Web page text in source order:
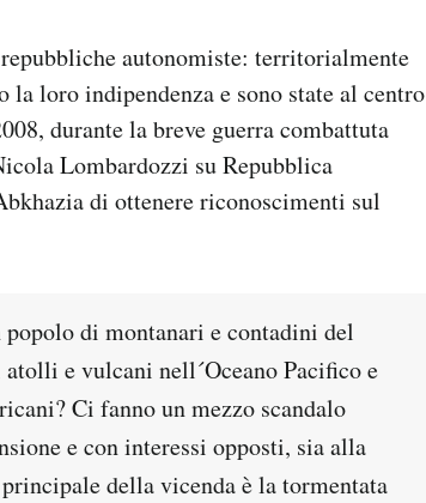
autonomiste: territorialmente
loro indipendenza e sono state al centro
durante la breve guerra combattuta
Lombardozzi su Repubblica
di ottenere riconoscimenti sul
di montanari e contadini del
e vulcani nell´Oceano Pacifico e
Ci fanno un mezzo scandalo
e con interessi opposti, sia alla
della vicenda è la tormentata